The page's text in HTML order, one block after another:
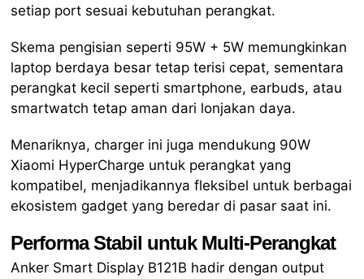
setiap port sesuai kebutuhan perangkat.
Skema pengisian seperti 95W + 5W memungkinkan
laptop berdaya besar tetap terisi cepat, sementara
perangkat kecil seperti smartphone, earbuds, atau
smartwatch tetap aman dari lonjakan daya.
Menariknya, charger ini juga mendukung 90W
Xiaomi HyperCharge untuk perangkat yang
kompatibel, menjadikannya fleksibel untuk berbagai
ekosistem gadget yang beredar di pasar saat ini.
Performa Stabil untuk Multi-Perangkat
Anker Smart Display B121B hadir dengan output